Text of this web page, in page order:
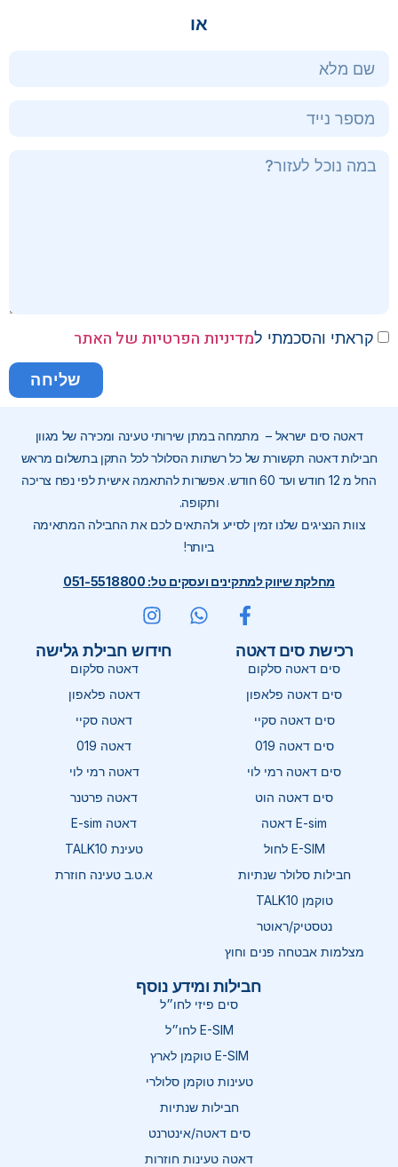
או
קראתי והסכמתי למדיניות הפרטיות של האתר
שליחה
דאטה סים ישראל – מתמחה במתן שירותי טעינה ומכירה של מגוון
חבילות דאטה תקשורת של כל רשתות הסלולר לכל התקן בתשלום מראש
החל מ 12 חודש ועד 60 חודש. אפשרות להתאמה אישית לפי נפח צריכה
ותקופה.
צוות הנציגים שלנו זמין לסייע ולהתאים לכם את החבילה המתאימה
ביותר!
מחלקת שיווק למתקינים ועסקים טל: 051-5518800
רכישת סים דאטה
סים דאטה סלקום
סים דאטה פלאפון
סים דאטה סקיי
סים דאטה 019
סים דאטה רמי לוי
סים דאטה הוט
E-sim דאטה
E-SIM לחול
חבילות סלולר שנתיות
טוקמן TALK10
נטסטיק/ראוטר
מצלמות אבטחה פנים וחוץ
חידוש חבילת גלישה
דאטה סלקום
דאטה פלאפון
דאטה סקיי
דאטה 019
דאטה רמי לוי
דאטה פרטנר
דאטה E-sim
טעינת TALK10
א.ט.ב טעינה חוזרת
חבילות ומידע נוסף
סים פיזי לחו״ל
E-SIM לחו״ל
E-SIM טוקמן לארץ
טעינות טוקמן סלולרי
חבילות שנתיות
סים דאטה/אינטרנט
דאטה טעינות חוזרות